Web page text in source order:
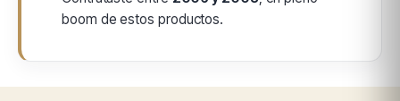
boom de estos productos.